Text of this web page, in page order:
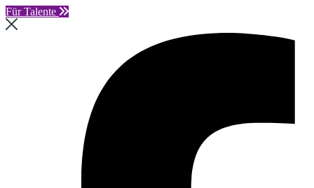
Für Talente